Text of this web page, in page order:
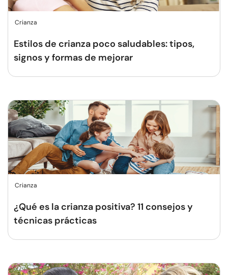
Crianza
Estilos de crianza poco saludables: tipos,
signos y formas de mejorar
Crianza
¿Qué es la crianza positiva? 11 consejos y
técnicas prácticas